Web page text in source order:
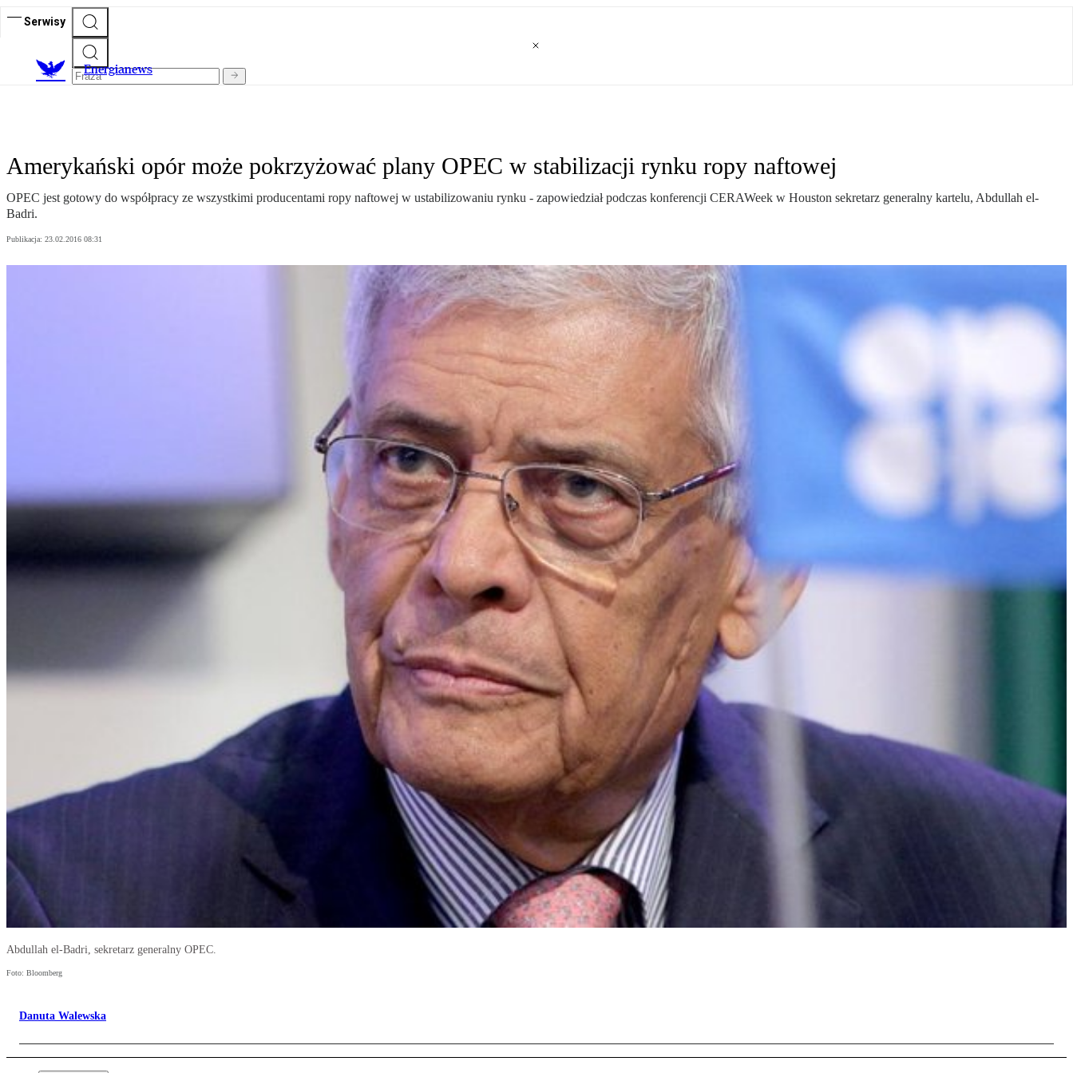
Serwisy
Energianews
Amerykański opór może pokrzyżować plany OPEC w stabilizacji rynku ropy naftowej
OPEC jest gotowy do współpracy ze wszystkimi producentami ropy naftowej w ustabilizowaniu rynku - zapowiedział podczas konferencji CERAWeek w Houston sekretarz generalny kartelu, Abdullah el-
Badri.
Publikacja: 23.02.2016 08:31
Abdullah el-Badri, sekretarz generalny OPEC.
Foto: Bloomberg
Danuta Walewska